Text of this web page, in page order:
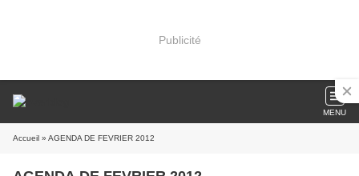
Publicité
MENU
Accueil » AGENDA DE FEVRIER 2012